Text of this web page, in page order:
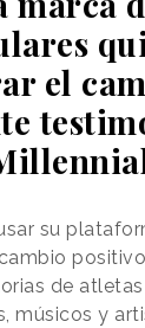
el
su
positivo
de atletas
músicos y